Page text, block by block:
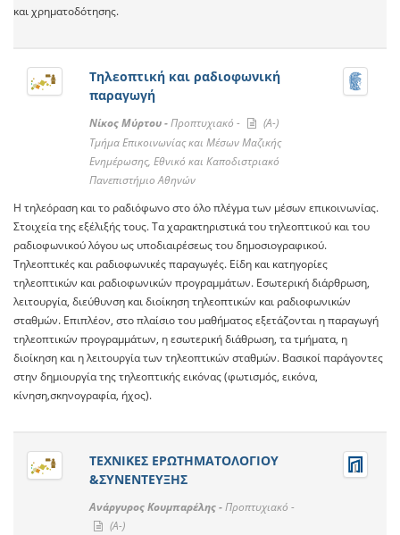
και χρηματοδότησης.
Τηλεοπτική και ραδιοφωνική
παραγωγή
Νίκος Μύρτου -Προπτυχιακό -
(A-)
Τμήμα Επικοινωνίας και Μέσων Μαζικής
Ενημέρωσης, Εθνικό και Καποδιστριακό
Πανεπιστήμιο Αθηνών
H τηλεόραση και το ραδιόφωνο στο όλο πλέγμα των μέσων επικοινωνίας.
Στοιχεία της εξέλιξής τους. Tα χαρακτηριστικά του τηλεοπτικού και του
ραδιοφωνικού λόγου ως υποδιαιρέσεως του δημοσιογραφικού.
Τηλεοπτικές και ραδιοφωνικές παραγωγές. Είδη και κατηγορίες
τηλεοπτικών και ραδιοφωνικών προγραμμάτων. Εσωτερική διάρθρωση,
λειτουργία, διεύθυνση και διοίκηση τηλεοπτικών και ραδιοφωνικών
σταθμών. Επιπλέον, στο πλαίσιο του μαθήματος εξετάζονται η παραγωγή
τηλεοπτικών προγραμμάτων, η εσωτερική διάθρωση, τα τμήματα, η
διοίκηση και η λειτουργία των τηλεοπτικών σταθμών. Βασικοί παράγοντες
στην δημιουργία της τηλεοπτικής εικόνας (φωτισμός, εικόνα,
κίνηση,σκηνογραφία, ήχος).
ΤΕΧΝΙΚΕΣ ΕΡΩΤΗΜΑΤΟΛΟΓΙΟΥ
&ΣΥΝΕΝΤΕΥΞΗΣ
Ανάργυρος Κουμπαρέλης -Προπτυχιακό -
(A-)